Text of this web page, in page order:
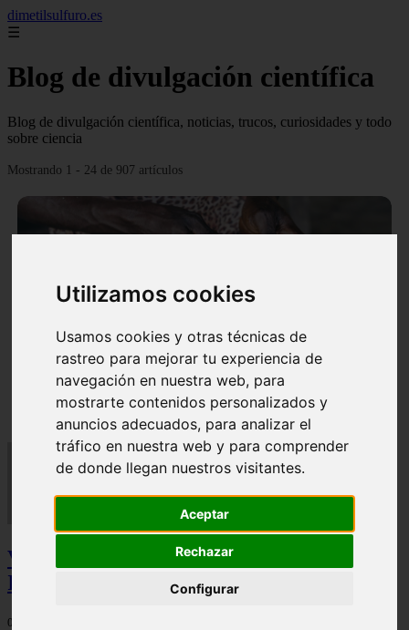
Utilizamos cookies
Usamos cookies y otras técnicas de
rastreo para mejorar tu experiencia de
navegación en nuestra web, para
mostrarte contenidos personalizados y
anuncios adecuados, para analizar el
tráfico en nuestra web y para comprender
de donde llegan nuestros visitantes.
Aceptar
Rechazar
Configurar
dimetilsulfuro.es
☰
Blog de divulgación científica
Blog de divulgación científica, noticias, trucos, curiosidades y todo
sobre ciencia
Mostrando 1 - 24 de 907 artículos
En África harán lo que parecía imposible: Utilizarán
moléculas de agua para cocinar sus alimentos
Video Advertencias desde la cúspide de la
IA: Hinton y el posible colapso social
06/03/2026